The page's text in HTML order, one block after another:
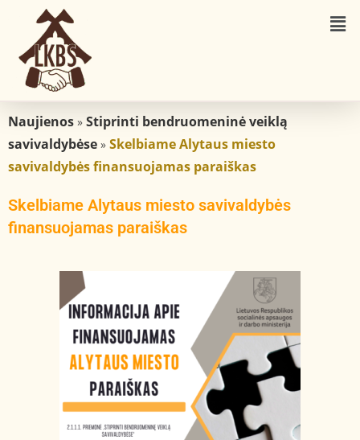
Naujienos » Stiprinti bendruomeninė veiklą
savivaldybėse » Skelbiame Alytaus miesto
savivaldybės finansuojamas paraiškas
Skelbiame Alytaus miesto savivaldybės
finansuojamas paraiškas